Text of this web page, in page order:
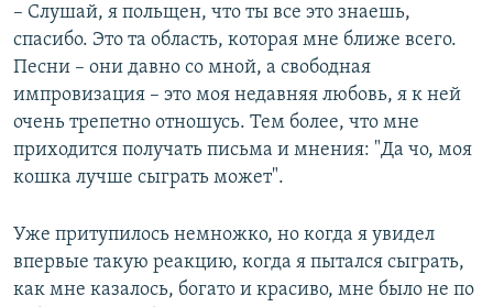
– Слушай, я польщен, что ты все это знаешь,
спасибо. Это та область, которая мне ближе всего.
Песни – они давно со мной, а свободная
импровизация – это моя недавняя любовь, я к ней
очень трепетно отношусь. Тем более, что мне
приходится получать письма и мнения: "Да чо, моя
кошка лучше сыграть может".
Уже притупилось немножко, но когда я увидел
впервые такую реакцию, когда я пытался сыграть,
как мне казалось, богато и красиво, мне было не по